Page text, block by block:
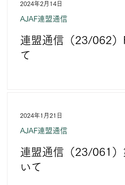
連盟通信（23/062
て
AJAF連盟通信
2024年2月14日
連盟通信（23/061
いて
AJAF連盟通信
2024年1月21日